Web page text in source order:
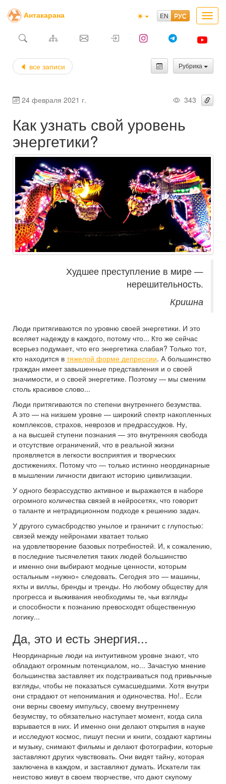
Антакарана
Рубрика
все записи
24 февраля 2021 г. 343
Как узнать свой уровень
энергетики?
Худшее преступление в мире —
нерешительность.
Кришна
Люди притягиваются по уровню своей энергетики. И это
вселяет надежду в каждого, потому что... Кто же сейчас
всерьез подумает, что его энергетика слабая? Только тот,
кто находится в тяжелой форме депрессии. А большинство
граждан имеет завышенные представления и о своей
значимости, и о своей энергетике. Поэтому — мы сменим
столь красивое слово...
Люди притягиваются по степени внутреннего безумства.
А это — на низшем уровне — широкий спектр накопленных
комплексов, страхов, неврозов и предрассудков. Ну,
а на высшей ступени познания — это внутренняя свобода
и отсутствие ограничений, что в реальной жизни
проявляется в легкости восприятия и творческих
достижениях. Потому что — только истинно неординарные
в мышлении личности двигают историю цивилизации.
У одного безрассудство активное и выражается в наборе
огромного количества связей в нейросетях, что говорит
о таланте и нетрадиционном подходе к решению задач.
У другого сумасбродство унылое и граничит с глупостью:
связей между нейронами хватает только
на удовлетворение базовых потребностей. И, к сожалению,
в последние тысячелетия таких людей большинство
и именно они выбирают модные ценности, которым
остальным «нужно» следовать. Сегодня это — машины,
яхты и виллы, бренды и тренды. Но любому обществу для
прогресса и выживания необходимы те, чьи взгляды
и способности к познанию превосходят общественную
логику...
Да, это и есть энергия...
Неординарные люди на интуитивном уровне знают, что
обладают огромным потенциалом, но... Зачастую мнение
большинства заставляет их подстраиваться под привычные
взгляды, чтобы не показаться сумасшедшими. Хотя внутри
они страдают от непонимания и одиночества. Но!.. Если
они верны своему импульсу, своему внутреннему
безумству, то обязательно наступает момент, когда сила
взрывается в них. И именно они делают открытия в науке
и исследуют космос, пишут песни и книги, создают картины
и музыку, снимают фильмы и делают фотографии, которые
заставляют других чувствовать. Они видят тайну, которая
заключена в каждом, и заставляют думать. Искатели так
неистово живут в своем творчестве, что дают скупому